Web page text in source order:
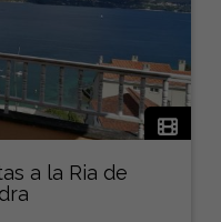
a la Ria de